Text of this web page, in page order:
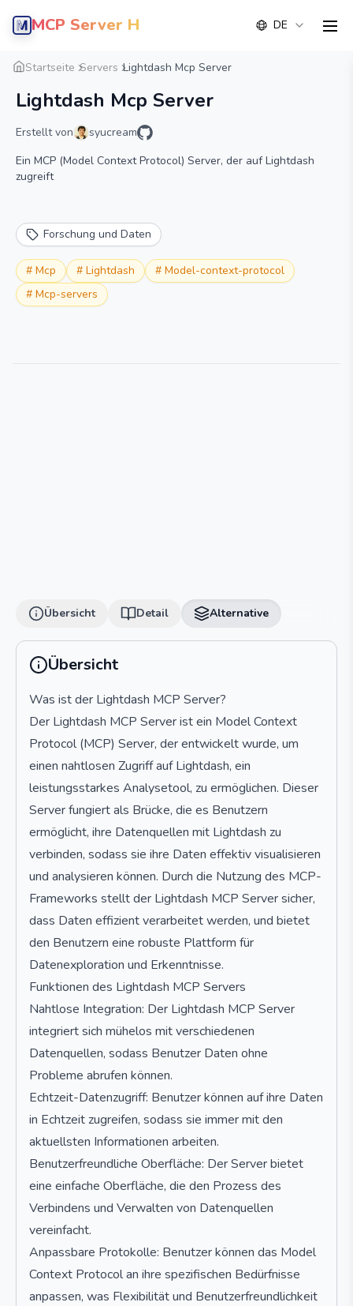
MCP Server Hub DE
Startseite Servers Lightdash Mcp Server
Lightdash Mcp Server
Erstellt von
syucream
Ein MCP (Model Context Protocol) Server, der auf Lightdash
zugreift
Forschung und Daten
# Mcp # Lightdash # Model-context-protocol
# Mcp-servers
Übersicht Detail Alternative
Übersicht Detail Alternative
Übersicht
Was ist der Lightdash MCP Server?
Der Lightdash MCP Server ist ein Model Context
Protocol (MCP) Server, der entwickelt wurde, um
einen nahtlosen Zugriff auf Lightdash, ein
leistungsstarkes Analysetool, zu ermöglichen. Dieser
Server fungiert als Brücke, die es Benutzern
ermöglicht, ihre Datenquellen mit Lightdash zu
verbinden, sodass sie ihre Daten effektiv visualisieren
und analysieren können. Durch die Nutzung des MCP-
Frameworks stellt der Lightdash MCP Server sicher,
dass Daten effizient verarbeitet werden, und bietet
den Benutzern eine robuste Plattform für
Datenexploration und Erkenntnisse.
Funktionen des Lightdash MCP Servers
Nahtlose Integration: Der Lightdash MCP Server
integriert sich mühelos mit verschiedenen
Datenquellen, sodass Benutzer Daten ohne
Probleme abrufen können.
Echtzeit-Datenzugriff: Benutzer können auf ihre Daten
in Echtzeit zugreifen, sodass sie immer mit den
aktuellsten Informationen arbeiten.
Benutzerfreundliche Oberfläche: Der Server bietet
eine einfache Oberfläche, die den Prozess des
Verbindens und Verwalten von Datenquellen
vereinfacht.
Anpassbare Protokolle: Benutzer können das Model
Context Protocol an ihre spezifischen Bedürfnisse
anpassen, was Flexibilität und Benutzerfreundlichkeit